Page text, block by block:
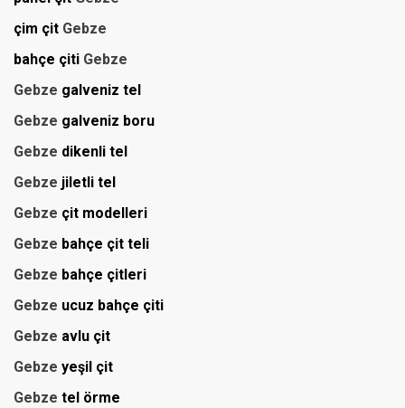
çim çit Gebze
bahçe çiti Gebze
Gebze galveniz tel
Gebze galveniz boru
Gebze dikenli tel
Gebze jiletli tel
Gebze çit modelleri
Gebze bahçe çit teli
Gebze bahçe çitleri
Gebze ucuz bahçe çiti
Gebze avlu çit
Gebze yeşil çit
Gebze tel örme